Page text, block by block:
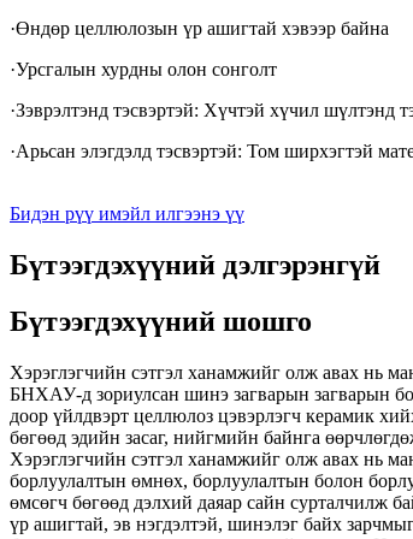
·Өндөр целлюлозын үр ашигтай хэвээр байна
·Урсгалын хурдны олон сонголт
·Зэврэлтэнд тэсвэртэй: Хүчтэй хүчил шүлтэнд
·Арьсан элэгдэлд тэсвэртэй: Том ширхэгтэй
Бидэн рүү имэйл илгээнэ үү
Бүтээгдэхүүний дэлгэрэнгүй
Бүтээгдэхүүний шошго
Хэрэглэгчийн сэтгэл ханамжийг олж авах нь
БНХАУ-д зориулсан шинэ загварын загварын
доор үйлдвэрт целлюлоз цэвэрлэгч керамик
бөгөөд эдийн засаг, нийгмийн байнга
Хэрэглэгчийн сэтгэл ханамжийг олж авах нь
борлуулалтын өмнөх, борлуулалтын болон
өмсөгч бөгөөд дэлхий даяар сайн сурталчилж
үр ашигтай, эв нэгдэлтэй, шинэлэг байх